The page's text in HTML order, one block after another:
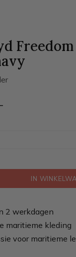
IN
2 werkdagen
maritieme kleding
voor maritieme